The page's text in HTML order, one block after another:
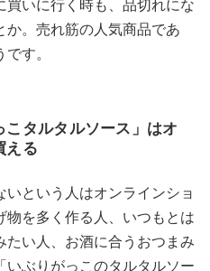
買いに行く時も、品切れにな
か。売れ筋の人気商品であ
す。
タルタルソース」はオ
える
という人はオンラインショ
物を多く作る人、いつもとは
い人、お酒に合うおつまみ
いぶりがっこのタルタルソー